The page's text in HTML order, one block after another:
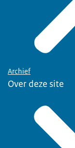
Archief
Over deze site